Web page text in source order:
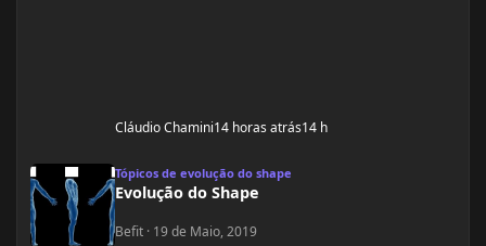
Cláudio Chamini14 horas atrás14 h
Tópicos de evolução do shape
Evolução do Shape
Befit · 19 de Maio, 2019